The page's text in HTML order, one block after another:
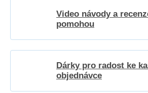
Video návody a
pomohou
Dárky pro radost ke
objednávce